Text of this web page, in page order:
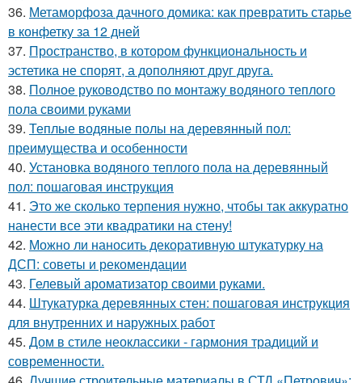
36. Метаморфоза дачного домика: как превратить старье
в конфетку за 12 дней
37. Пространство, в котором функциональность и
эстетика не спорят, а дополняют друг друга.
38. Полное руководство по монтажу водяного теплого
пола своими руками
39. Теплые водяные полы на деревянный пол:
преимущества и особенности
40. Установка водяного теплого пола на деревянный
пол: пошаговая инструкция
41. Это же сколько терпения нужно, чтобы так аккуратно
нанести все эти квадратики на стену!
42. Можно ли наносить декоративную штукатурку на
ДСП: советы и рекомендации
43. Гелевый ароматизатор своими руками.
44. Штукатурка деревянных стен: пошаговая инструкция
для внутренних и наружных работ
45. Дом в стиле неоклассики - гармония традиций и
современности.